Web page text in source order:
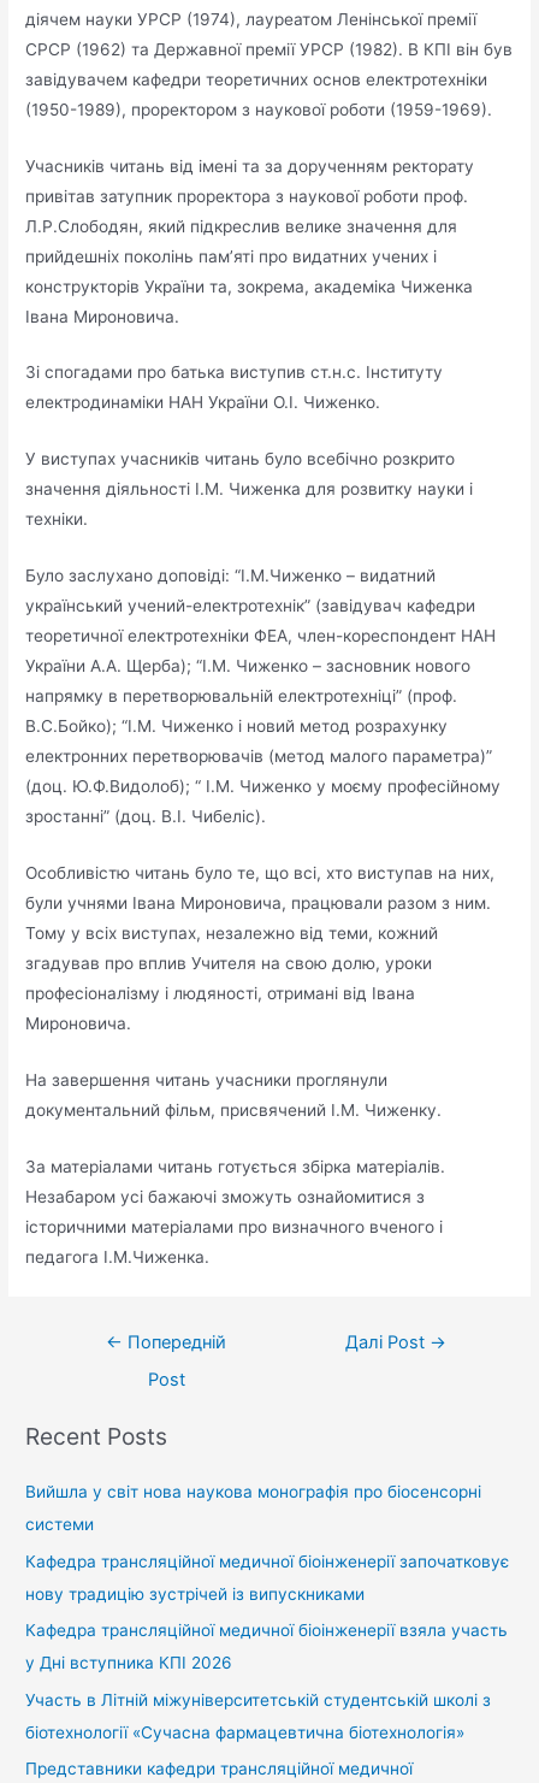
діячем науки УРСР (1974), лауреатом Ленінської премії
СРСР (1962) та Державної премії УРСР (1982). В КПІ він був
завідувачем кафедри теоретичних основ електротехніки
(1950-1989), проректором з наукової роботи (1959-1969).
Учасників читань від імені та за дорученням ректорату
привітав затупник проректора з наукової роботи проф.
Л.Р.Слободян, який підкреслив велике значення для
прийдешніх поколінь пам’яті про видатних учених і
конструкторів України та, зокрема, академіка Чиженка
Івана Мироновича.
Зі спогадами про батька виступив ст.н.с. Інституту
електродинаміки НАН України О.І. Чиженко.
У виступах учасників читань було всебічно розкрито
значення діяльності І.М. Чиженка для розвитку науки і
техніки.
Було заслухано доповіді: “І.М.Чиженко – видатний
український учений-електротехнік” (завідувач кафедри
теоретичної електротехніки ФЕА, член-кореспондент НАН
України А.А. Щерба); “І.М. Чиженко – засновник нового
напрямку в перетворювальній електротехніці” (проф.
В.С.Бойко); “І.М. Чиженко і новий метод розрахунку
електронних перетворювачів (метод малого параметра)”
(доц. Ю.Ф.Видолоб); “ І.М. Чиженко у моєму професійному
зростанні” (доц. В.І. Чибеліс).
Особливістю читань було те, що всі, хто виступав на них,
були учнями Івана Мироновича, працювали разом з ним.
Тому у всіх виступах, незалежно від теми, кожний
згадував про вплив Учителя на свою долю, уроки
професіоналізму і людяності, отримані від Івана
Мироновича.
На завершення читань учасники проглянули
документальний фільм, присвячений І.М. Чиженку.
За матеріалами читань готується збірка матеріалів.
Незабаром усі бажаючі зможуть ознайомитися з
історичними матеріалами про визначного вченого і
педагога І.М.Чиженка.
← Попередній
Post
Далі Post →
Recent Posts
Вийшла у світ нова наукова монографія про біосенсорні
системи
Кафедра трансляційної медичної біоінженерії започатковує
нову традицію зустрічей із випускниками
Кафедра трансляційної медичної біоінженерії взяла участь
у Дні вступника КПІ 2026
Участь в Літній міжуніверситетській студентській школі з
біотехнології «Сучасна фармацевтична біотехнологія»
Представники кафедри трансляційної медичної